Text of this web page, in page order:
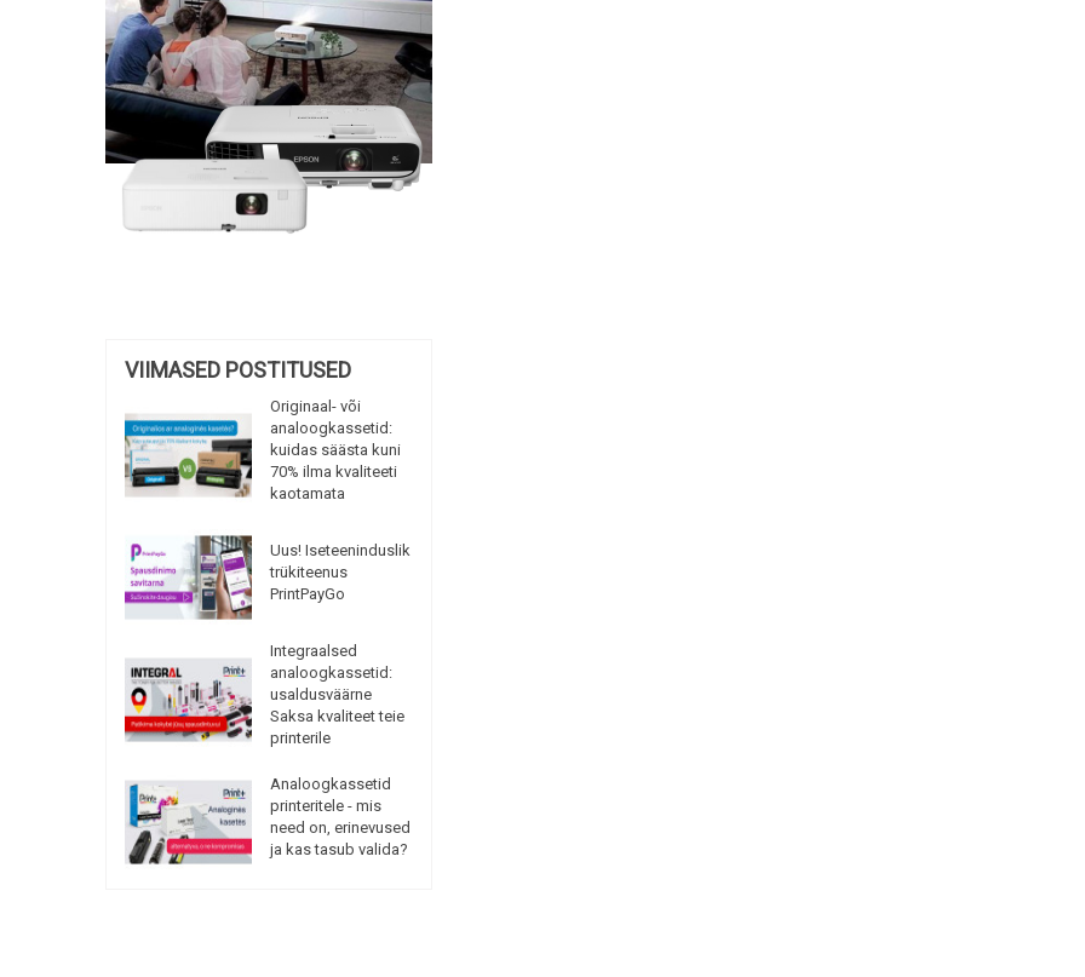
VIIMASED POSTITUSED
Originaal- või
analoogkassetid:
kuidas säästa kuni
70% ilma kvaliteeti
kaotamata
Uus! Iseteeninduslik
trükiteenus
PrintPayGo
Integraalsed
analoogkassetid:
usaldusväärne
Saksa kvaliteet teie
printerile
Analoogkassetid
printeritele - mis
need on, erinevused
ja kas tasub valida?